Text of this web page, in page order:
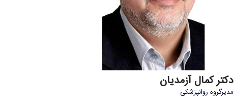
دکتر کمال آزمدیان
مدیرگروه روانپزشکی